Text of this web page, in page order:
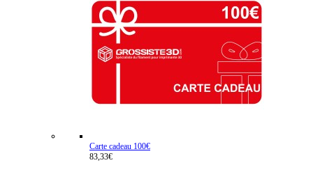
Carte cadeau 100€
83,33€